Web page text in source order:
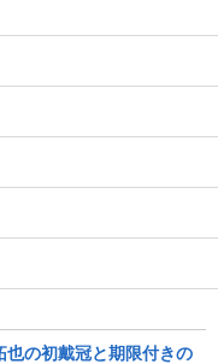
の初戴冠と期限付きの